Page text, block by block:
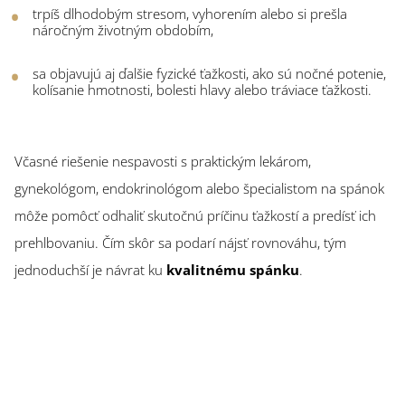
trpíš dlhodobým stresom, vyhorením alebo si prešla
náročným životným obdobím,
sa objavujú aj ďalšie fyzické ťažkosti, ako sú nočné potenie,
kolísanie hmotnosti, bolesti hlavy alebo tráviace ťažkosti.
Včasné riešenie nespavosti s praktickým lekárom,
gynekológom, endokrinológom alebo špecialistom na spánok
môže pomôcť odhaliť skutočnú príčinu ťažkostí a predísť ich
prehlbovaniu. Čím skôr sa podarí nájsť rovnováhu, tým
jednoduchší je návrat ku kvalitnému spánku.